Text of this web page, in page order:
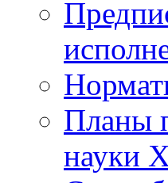
Планы
науки